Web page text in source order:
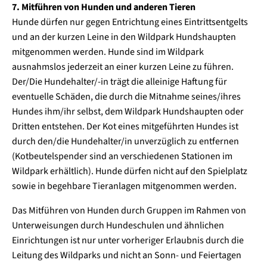
7. Mitführen von Hunden und anderen Tieren
Hunde dürfen nur gegen Entrichtung eines Eintrittsentgelts
und an der kurzen Leine in den Wildpark Hundshaupten
mitgenommen werden. Hunde sind im Wildpark
ausnahmslos jederzeit an einer kurzen Leine zu führen.
Der/Die Hundehalter/-in trägt die alleinige Haftung für
eventuelle Schäden, die durch die Mitnahme seines/ihres
Hundes ihm/ihr selbst, dem Wildpark Hundshaupten oder
Dritten entstehen. Der Kot eines mitgeführten Hundes ist
durch den/die Hundehalter/in unverzüglich zu entfernen
(Kotbeutelspender sind an verschiedenen Stationen im
Wildpark erhältlich). Hunde dürfen nicht auf den Spielplatz
sowie in begehbare Tieranlagen mitgenommen werden.
Das Mitführen von Hunden durch Gruppen im Rahmen von
Unterweisungen durch Hundeschulen und ähnlichen
Einrichtungen ist nur unter vorheriger Erlaubnis durch die
Leitung des Wildparks und nicht an Sonn- und Feiertagen